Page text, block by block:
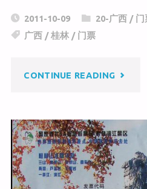
C
h
a
W
b
c
e
o
2011-10-09 20-广西/ 门
广西 /桂林 / 门票
CONTINUE READING"象
公
园"